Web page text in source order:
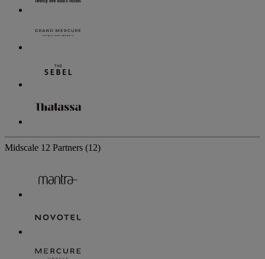
Midscale 12 Partners (12)